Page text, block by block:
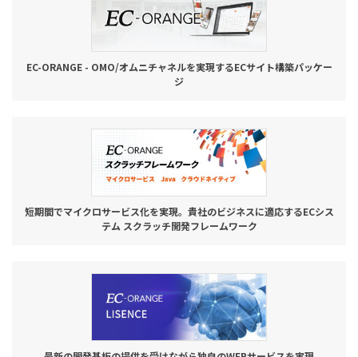
EC-ORANGE - OMO/オムニチャネルを実現するECサイト構築パッケー
ジ
短期間でマイクロサービス化を実現。貴社のビジネスに適応するECシス
テム スクラッチ開発フレームワーク